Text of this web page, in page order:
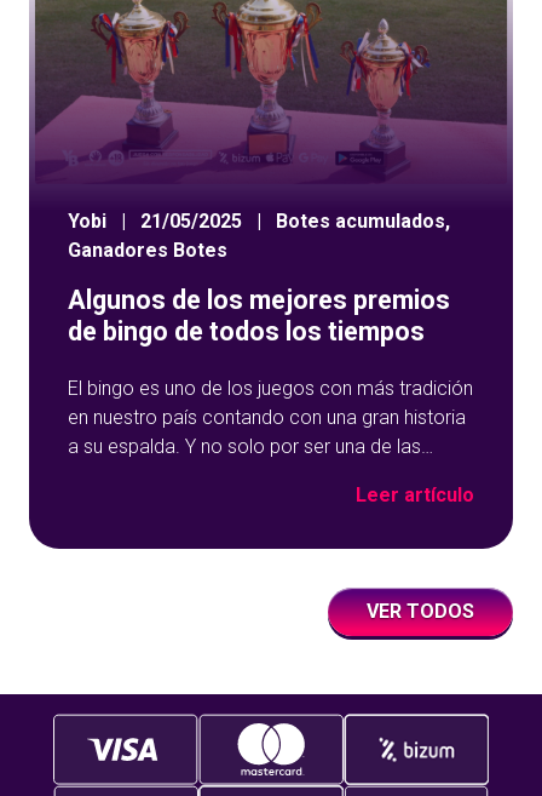
Yobi | 21/05/2025 | Botes acumulados,
Ganadores Botes
Algunos de los mejores premios
de bingo de todos los tiempos
El bingo es uno de los juegos con más tradición
en nuestro país contando con una gran historia
a su espalda. Y no solo por ser una de las
de juegos de tómbola, YoBingo, sino porque es
Leer artículo
VER TODOS